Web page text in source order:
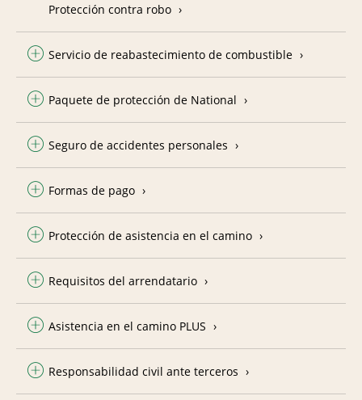
Protección contra robo
Servicio de reabastecimiento de combustible
Paquete de protección de National
Seguro de accidentes personales
Formas de pago
Protección de asistencia en el camino
Requisitos del arrendatario
Asistencia en el camino PLUS
Responsabilidad civil ante terceros